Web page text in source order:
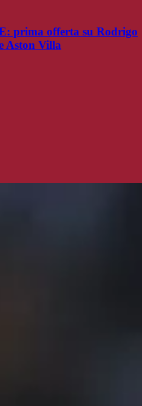
prima offerta su Rodrigo
Aston Villa